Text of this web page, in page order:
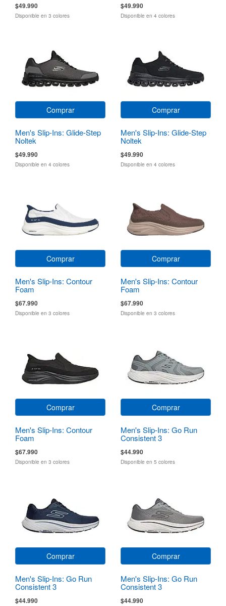
$49.990
Disponible en 3 colores
$49.990
Disponible en 4 colores
Comprar
Men's Slip-Ins: Glide-Step
Noltek
$49.990
Disponible en 4 colores
Comprar
Men's Slip-Ins: Glide-Step
Noltek
$49.990
Disponible en 4 colores
Comprar
Men's Slip-Ins: Contour
Foam
$67.990
Disponible en 3 colores
Comprar
Men's Slip-Ins: Contour
Foam
$67.990
Disponible en 3 colores
Comprar
Men's Slip-Ins: Contour
Foam
$67.990
Disponible en 3 colores
Comprar
Men's Slip-Ins: Go Run
Consistent 3
$44.990
Disponible en 5 colores
Comprar
Men's Slip-Ins: Go Run
Consistent 3
$44.990
Comprar
Men's Slip-Ins: Go Run
Consistent 3
$44.990